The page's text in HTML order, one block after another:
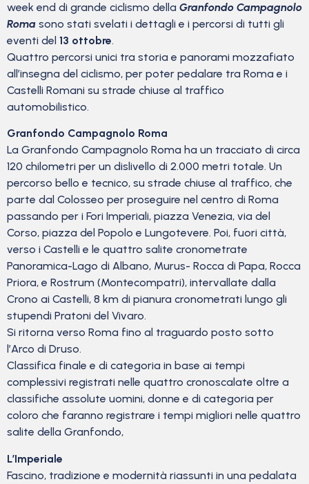
week end di grande ciclismo della Granfondo Campagnolo
Roma sono stati svelati i dettagli e i percorsi di tutti gli
eventi del 13 ottobre.
Quattro percorsi unici tra storia e panorami mozzafiato
all’insegna del ciclismo, per poter pedalare tra Roma e i
Castelli Romani su strade chiuse al traffico
automobilistico.
Granfondo Campagnolo Roma
La Granfondo Campagnolo Roma ha un tracciato di circa
120 chilometri per un dislivello di 2.000 metri totale. Un
percorso bello e tecnico, su strade chiuse al traffico, che
parte dal Colosseo per proseguire nel centro di Roma
passando per i Fori Imperiali, piazza Venezia, via del
Corso, piazza del Popolo e Lungotevere. Poi, fuori città,
verso i Castelli e le quattro salite cronometrate
Panoramica-Lago di Albano, Murus- Rocca di Papa, Rocca
Priora, e Rostrum (Montecompatri), intervallate dalla
Crono ai Castelli, 8 km di pianura cronometrati lungo gli
stupendi Pratoni del Vivaro.
Si ritorna verso Roma fino al traguardo posto sotto
l’Arco di Druso.
Classifica finale e di categoria in base ai tempi
complessivi registrati nelle quattro cronoscalate oltre a
classifiche assolute uomini, donne e di categoria per
coloro che faranno registrare i tempi migliori nelle quattro
salite della Granfondo,
L’Imperiale
Fascino, tradizione e modernità riassunti in una pedalata